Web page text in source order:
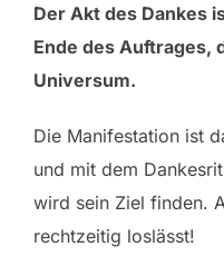
Der Akt des Dankes
Ende des Auftrages,
Universum.
Die Manifestation ist
und mit dem
wird sein Ziel finden.
rechtzeitig loslässt!